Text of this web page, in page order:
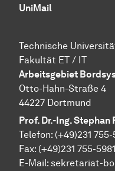
UniMail
Technische
Fakultät ET / IT
Arbeitsgebiet
Otto-Hahn-Straße 4
44227 Dortmund
Prof. Dr.-Ing. Stephan
Telefon: (+49)231
Fax: (+49)231 755-5981
E-Mail: sekretariat-